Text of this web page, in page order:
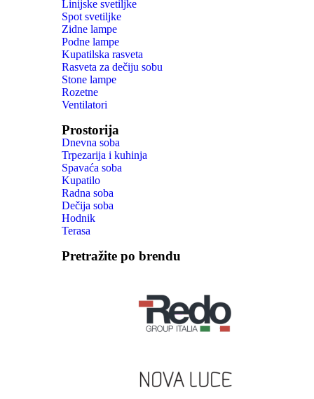
Linijske svetiljke
Spot svetiljke
Zidne lampe
Podne lampe
Kupatilska rasveta
Rasveta za dečiju sobu
Stone lampe
Rozetne
Ventilatori
Prostorija
Dnevna soba
Trpezarija i kuhinja
Spavaća soba
Kupatilo
Radna soba
Dečija soba
Hodnik
Terasa
Pretražite po brendu